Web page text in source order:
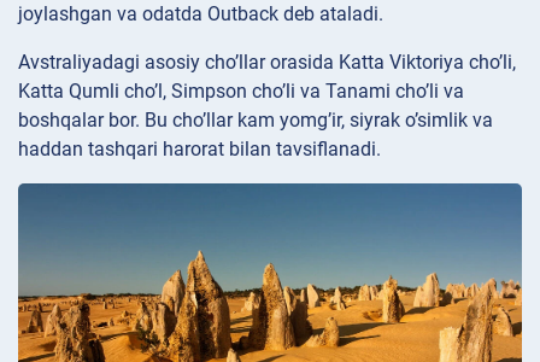
joylashgan va odatda Outback deb ataladi.
Avstraliyadagi asosiy cho’llar orasida Katta Viktoriya cho’li,
Katta Qumli cho’l, Simpson cho’li va Tanami cho’li va
boshqalar bor. Bu cho’llar kam yomg’ir, siyrak o’simlik va
haddan tashqari harorat bilan tavsiflanadi.